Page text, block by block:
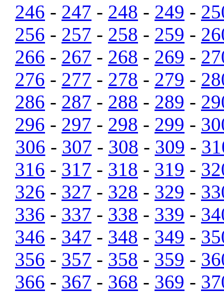
246 - 247 - 248 - 249 -
256 - 257 - 258 - 259 -
266 - 267 - 268 - 269 -
276 - 277 - 278 - 279 -
286 - 287 - 288 - 289 -
296 - 297 - 298 - 299 -
306 - 307 - 308 - 309 -
316 - 317 - 318 - 319 -
326 - 327 - 328 - 329 -
336 - 337 - 338 - 339 -
346 - 347 - 348 - 349 -
356 - 357 - 358 - 359 -
366 - 367 - 368 - 369 -